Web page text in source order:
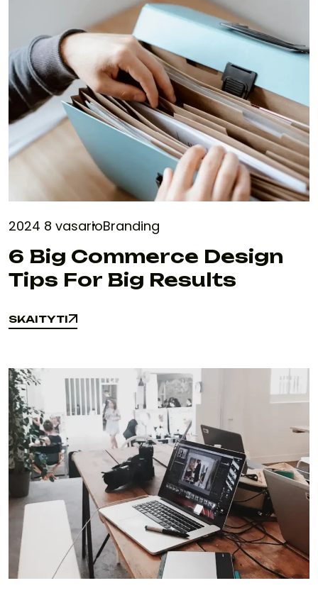
2024 8 vasarioBranding
6 Big Commerce Design
Tips For Big Results
SKAITYTI
SKAITYTI